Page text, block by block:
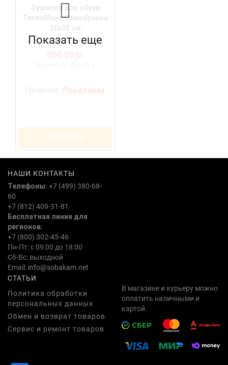
ТеплоМакс Самобранка
Предзаказ
Показать еще
НАШИ КОНТАКТЫ
Телефоны: +7 (499) 380-68-
60
+7 (812) 409-31-81
Бесплатная линия для
регионов:
+7 (800) 302-45-46
Пн-Пт: с 09:00 до 18:00
Сб-Вс: выходной
Email: info@sobakam.net
СТАТЬИ
Политика обработки
персональных данных
Обмен и возврат товаров
Сервис и ремонт товаров
В магазине и курьеру можно
оплатить наличными и
картой.